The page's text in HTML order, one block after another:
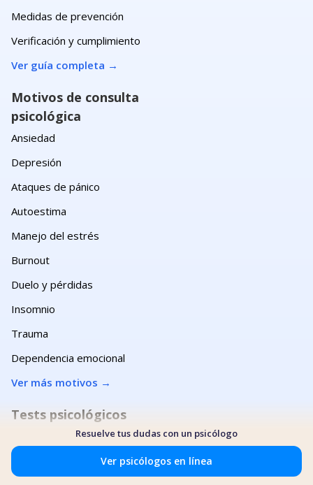
Resuelve tus dudas con un psicólogo
Ver psicólogos en línea
Medidas de prevención
Verificación y cumplimiento
Ver guía completa →
Motivos de consulta
psicológica
Ansiedad
Depresión
Ataques de pánico
Autoestima
Manejo del estrés
Burnout
Duelo y pérdidas
Insomnio
Trauma
Dependencia emocional
Ver más motivos →
Tests psicológicos
Test de trauma
Test de depresión